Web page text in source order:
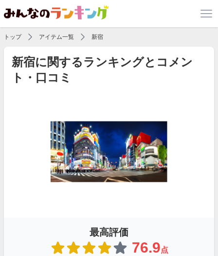
トップ アイテム一覧 新宿
新宿に関するランキングとコメン
ト・口コミ
最高評価
76.9点